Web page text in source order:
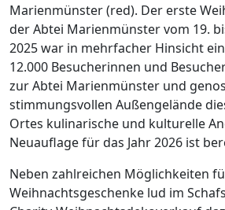
Marienmünster (red). Der erste
der Abtei Marienmünster vom 19.
2025 war in mehrfacher Hinsicht
12.000 Besucherinnen und
zur Abtei Marienmünster und
stimmungsvollen Außengelände
Ortes kulinarische und kulturelle
Neuauflage für das Jahr 2026 ist
Neben zahlreichen Möglichkeiten
Weihnachtsgeschenke lud im